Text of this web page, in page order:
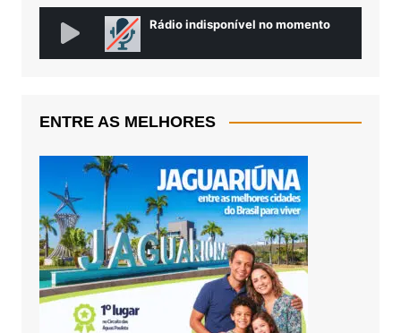
ENTRE AS MELHORES